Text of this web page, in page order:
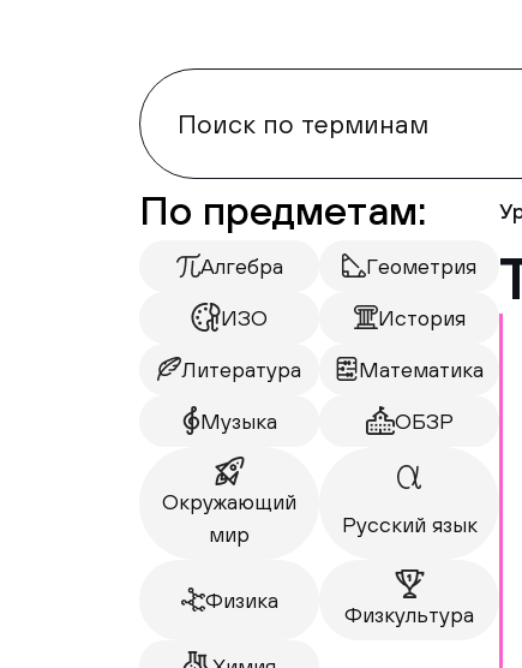
По предметам:
Алгебра Геометрия
ИЗО История
Литература Математика
Музыка ОБЗР
Окружающий
мир
Русский язык
Физика
Физкультура